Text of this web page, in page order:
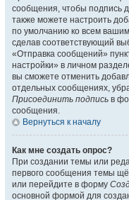
сообщения, чтобы подпись
также можете настроить
по умолчанию ко всем
сделав соответствующий
«Отправка сообщений»
настройки» в личном
вы сможете отменить
отдельных сообщениях,
Присоединить подпись в
сообщения.
Вернуться к началу
Как мне создать опрос?
При создании темы или
первого сообщения темы
или перейдите в форму
основной формой для